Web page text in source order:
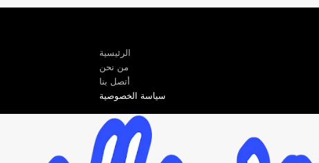
الرئيسية
من نحن
أتصل بنا
سياسة الخصوصية